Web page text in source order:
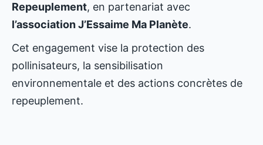
Repeuplement, en partenariat avec
l’association J’Essaime Ma Planète.
Cet engagement vise la protection des
pollinisateurs, la sensibilisation
environnementale et des actions concrètes de
repeuplement.